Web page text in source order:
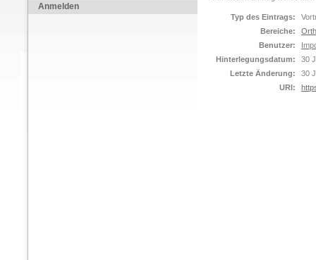
Anmelden
Typ des Eintrags:
Bereiche:
Benutzer:
Hinterlegungsdatum:
30
Letzte Änderung:
30
URI: